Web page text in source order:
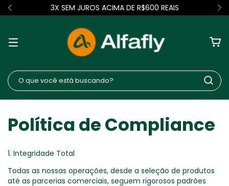
3X SEM JUROS ACIMA DE R$600 REAIS
Política de Compliance
1. Integridade Total
Todas as nossas operações, desde a seleção de produtos
até as parcerias comerciais, seguem rigorosos padrões